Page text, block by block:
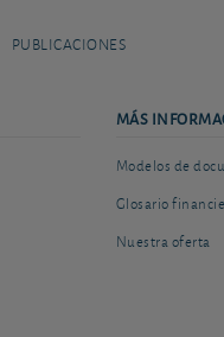
PUBLICACIONES
MÁS
Modelos de
Glosario
Nuestra oferta